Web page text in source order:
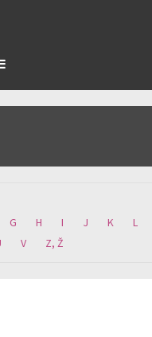
G H I J K
L
V Z, Ž